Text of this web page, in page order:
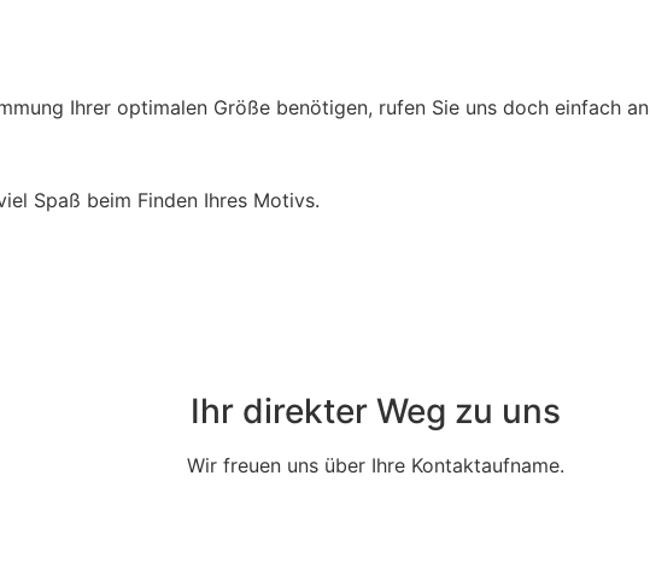
Ihrer optimalen Größe benötigen, rufen Sie uns doch einfach an
Spaß beim Finden Ihres Motivs.
Ihr direkter Weg zu uns
Wir freuen uns über Ihre Kontaktaufname.